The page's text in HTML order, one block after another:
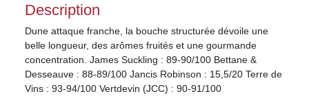
Description
Dune attaque franche, la bouche structurée dévoile une
belle longueur, des arômes fruités et une gourmande
concentration. James Suckling : 89-90/100 Bettane &
Desseauve : 88-89/100 Jancis Robinson : 15,5/20 Terre de
Vins : 93-94/100 Vertdevin (JCC) : 90-91/100